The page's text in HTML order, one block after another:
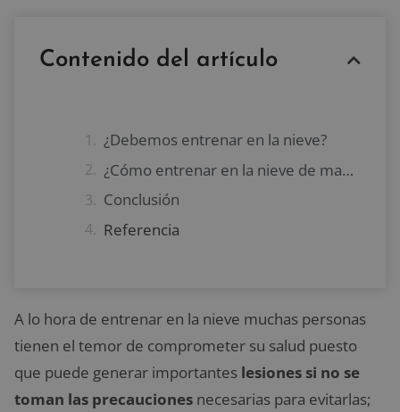
Contenido del artículo
¿Debemos entrenar en la nieve?
¿Cómo entrenar en la nieve de manera segura?
Conclusión
Referencia
A lo hora de entrenar en la nieve muchas personas
tienen el temor de comprometer su salud puesto
que puede generar importantes lesiones si no se
toman las precauciones necesarias para evitarlas;